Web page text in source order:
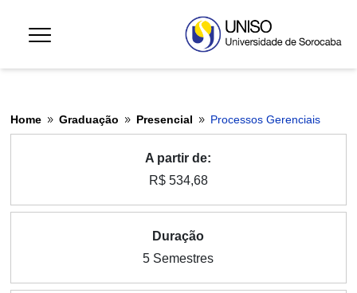
Home 9 Graduação 9 Presencial 9 Processos Gerenciais
A partir de:
R$ 534,68
Duração
5 Semestres